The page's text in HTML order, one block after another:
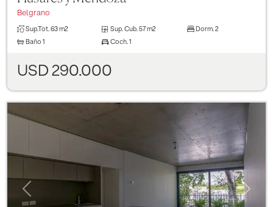
Belgrano
Sup.Tot.63 m2 Sup. Cub. 57 m2 Dorm. 2
Baño 1 Coch. 1
USD 290.000
Previous